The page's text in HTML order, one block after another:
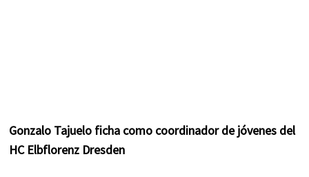
Gonzalo Tajuelo ficha como coordinador de jóvenes del
HC Elbflorenz Dresden